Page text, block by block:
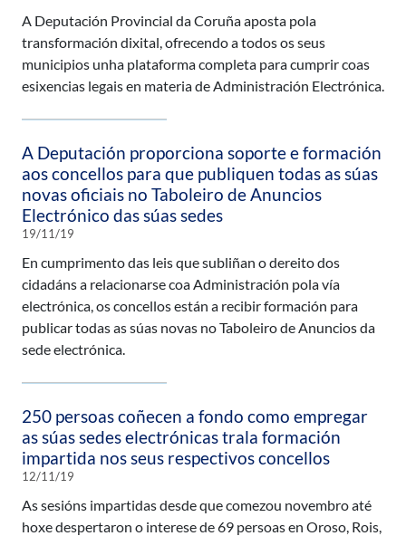
A Deputación Provincial da Coruña aposta pola
transformación dixital, ofrecendo a todos os seus
municipios unha plataforma completa para cumprir coas
esixencias legais en materia de Administración Electrónica.
A Deputación proporciona soporte e formación
aos concellos para que publiquen todas as súas
novas oficiais no Taboleiro de Anuncios
Electrónico das súas sedes
19/11/19
En cumprimento das leis que subliñan o dereito dos
cidadáns a relacionarse coa Administración pola vía
electrónica, os concellos están a recibir formación para
publicar todas as súas novas no Taboleiro de Anuncios da
sede electrónica.
250 persoas coñecen a fondo como empregar
as súas sedes electrónicas trala formación
impartida nos seus respectivos concellos
12/11/19
As sesións impartidas desde que comezou novembro até
hoxe despertaron o interese de 69 persoas en Oroso, Rois,